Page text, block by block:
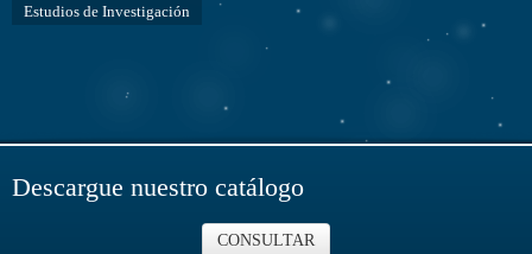
Estudios de Investigación
Descargue nuestro catálogo
CONSULTAR